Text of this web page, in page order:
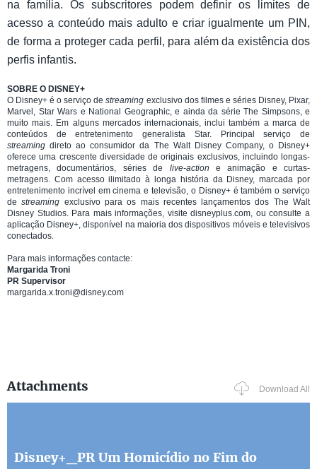
na família. Os subscritores podem definir os limites de
acesso a conteúdo mais adulto e criar igualmente um PIN,
de forma a proteger cada perfil, para além da existência dos
perfis infantis.
SOBRE O DISNEY+
O Disney+ é o serviço destreaming exclusivo dos filmes e séries Disney, Pixar,
Marvel, Star Wars e National Geographic, e ainda da série The Simpsons, e
muito mais. Em alguns mercados internacionais, inclui também a marca de
conteúdos de entretenimento generalista Star. Principal serviço de
streamingdireto ao consumidor da The Walt Disney Company, o Disney+
oferece uma crescente diversidade de originais exclusivos, incluindo longas-
metragens, documentários, séries de live-action e animação e curtas-
metragens. Com acesso ilimitado à longa história da Disney, marcada por
entretenimento incrível em cinema e televisão, o Disney+ é também o serviço
destreaming exclusivo para os mais recentes lançamentos dos The Walt
Disney Studios. Para mais informações, visite disneyplus.com, ou consulte a
aplicação Disney+, disponível na maioria dos dispositivos móveis e televisivos
conectados.
Para mais informações contacte:
Margarida Troni
PR Supervisor
margarida.x.troni@disney.com
Attachments Download All
Disney+_PR Um Homicídio no Fim do